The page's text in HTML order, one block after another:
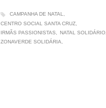
CAMPANHA DE NATAL
CENTRO SOCIAL SANTA CRUZ
IRMÃS PASSIONISTAS
NATAL SOLIDÁRIO
ZONAVERDE SOLIDÁRIA